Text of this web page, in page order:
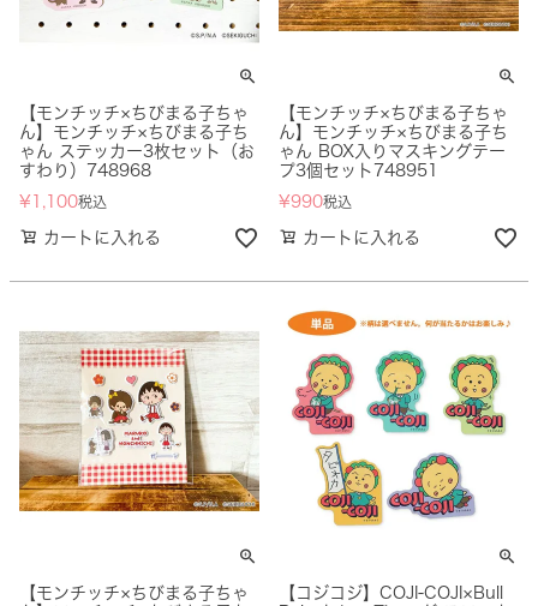
【モンチッチ×ちびまる子ちゃ
ん】モンチッチ×ちびまる子ち
ゃん ステッカー3枚セット（お
すわり）748968
¥ 1,100税込
カートに入れる
【モンチッチ×ちびまる子ちゃ
ん】モンチッチ×ちびまる子ち
ゃん BOX入りマスキングテー
プ3個セット748951
¥990税込
カートに入れる
【モンチッチ×ちびまる子ちゃ
【コジコジ】COJI-COJI×Bull